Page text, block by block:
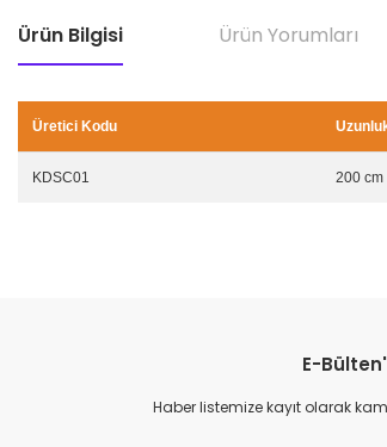
Ürün Bilgisi Ürün Yorumları
Üretici Kodu
KDSC01 200 cm
E-
Haber listemize kayıt olarak